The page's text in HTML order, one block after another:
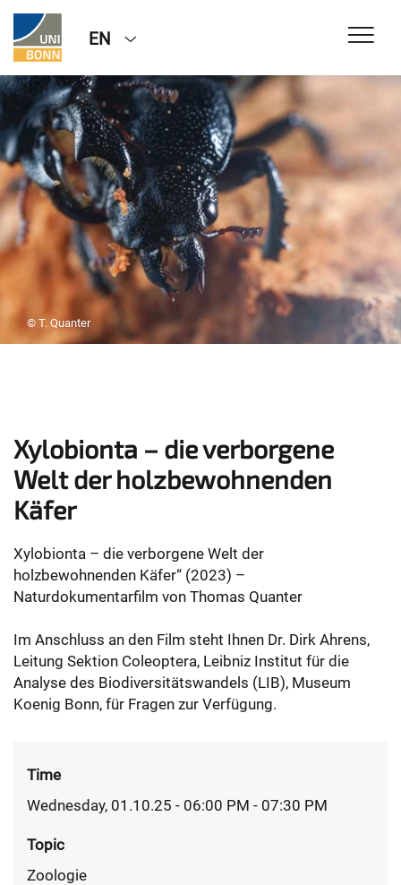
EN
© T. Quanter
Xylobionta – die verborgene
Welt der holzbewohnenden
Käfer
Xylobionta – die verborgene Welt der
holzbewohnenden Käfer“ (2023) –
Naturdokumentarfilm von Thomas Quanter
Im Anschluss an den Film steht Ihnen Dr. Dirk Ahrens,
Leitung Sektion Coleoptera, Leibniz Institut für die
Analyse des Biodiversitätswandels (LIB), Museum
Koenig Bonn, für Fragen zur Verfügung.
Time
Wednesday, 01.10.25 - 06:00 PM - 07:30 PM
Topic
Zoologie